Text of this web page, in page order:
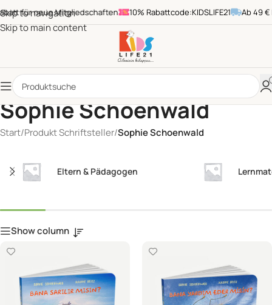
Skip to navigation
Skip to main content
für neue Mitgliedschaften 10% Rabattcode:KIDSLIFE21 Ab 49 €
Sophie Schoenwald
Start/Produkt Schriftsteller/Sophie Schoenwald
Eltern & Pädagogen
Show column